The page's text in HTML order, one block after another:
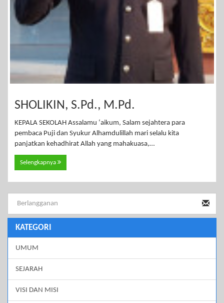
SHOLIKIN, S.Pd., M.Pd.
KEPALA SEKOLAH Assalamu ‘aikum, Salam sejahtera para
pembaca Puji dan Syukur Alhamdulillah mari selalu kita
panjatkan kehadhirat Allah yang mahakuasa,…
Selengkapnya
KATEGORI
UMUM
SEJARAH
VISI DAN MISI